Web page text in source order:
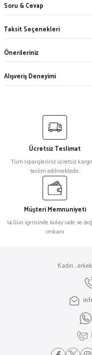
Soru & Cevap
Taksit Seçenekleri
Önerileriniz
Alışveriş Deneyimi
Ücretsiz Teslimat
Tüm siparişleriniz ücretsiz
teslim edilmektedir.
Müşteri Memnuniyeti
14 Gün içerisinde kolay iade ve
imkanı
Kadın ,